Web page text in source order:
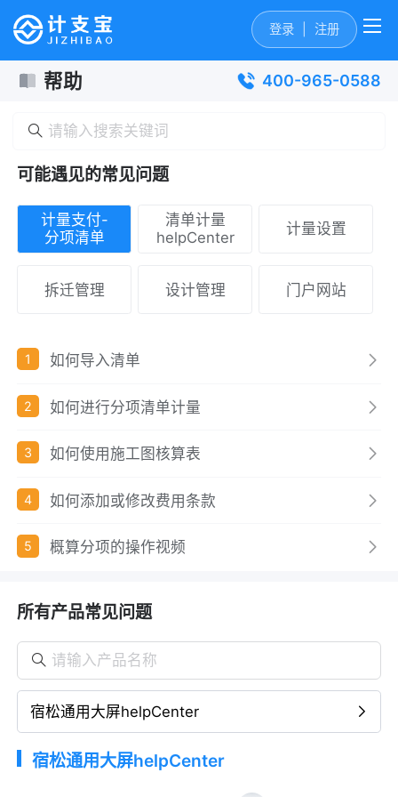
登录 注册
帮助 400-965-0588
可能遇见的常见问题
计量支付-
分项清单
清单计量
helpCenter
计量设置
拆迁管理 设计管理 门户网站
1 如何导入清单
2 如何进行分项清单计量
3 如何使用施工图核算表
4 如何添加或修改费用条款
5 概算分项的操作视频
所有产品常见问题
宿松通用大屏helpCenter
宿松通用大屏helpCenter